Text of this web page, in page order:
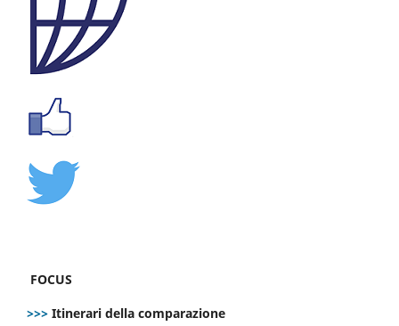
FOCUS
>>> Itinerari della comparazione